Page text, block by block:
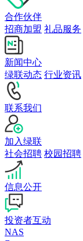
合作伙伴
招商加盟 礼品服务
新闻中心
绿联动态 行业资讯
联系我们
加入绿联
社会招聘 校园招聘
信息公开
投资者互动
NAS